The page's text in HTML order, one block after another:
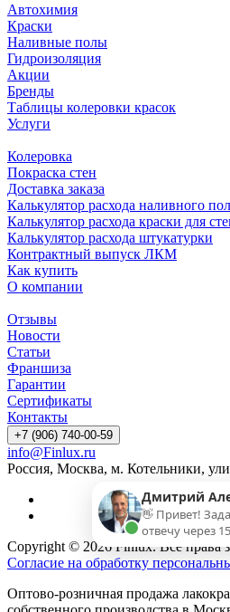
Автохимия
Краски
Наливные полы
Гидроизоляция
Акции
Бренды
Таблицы колеровки красок
Услуги
Колеровка
Покраска стен
Доставка заказа
Калькулятор расхода наливного
Калькулятор расхода краски для
Калькулятор расхода штукатурки
Контрактный выпуск ЛКМ
Как купить
О компании
Отзывы
Новости
Статьи
Франшиза
Гарантии
Сертификаты
Контакты
+7 (906) 740-00-59
info@Finlux.ru
Россия, Москва, м. Котельники,
Copyright © 2026 Finlux. Все права
Согласие на обработку
Оптово-розничная продажа
Дмитрий
👋 Привет!
отвечу через